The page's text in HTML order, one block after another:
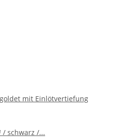
mit Einlötvertiefung